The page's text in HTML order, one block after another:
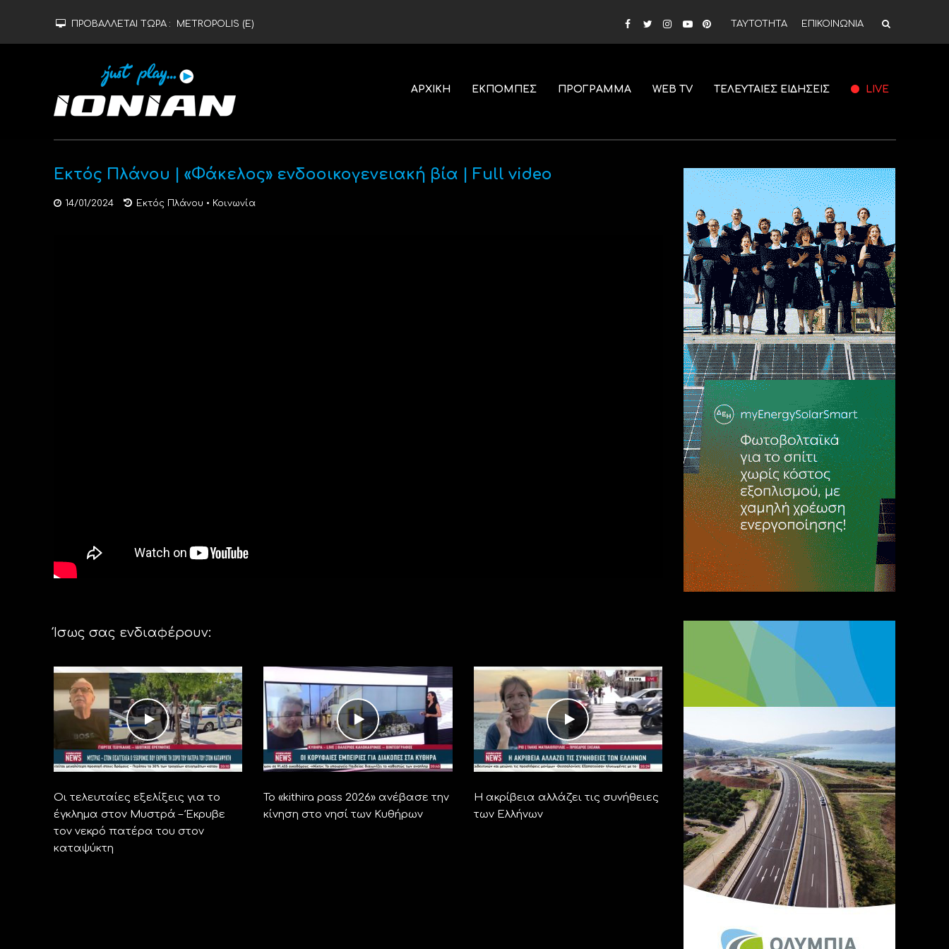
ΠΡΟΒΑΛΛΕΤΑΙ ΤΩΡΑ : METROPOLIS (Ε) ΤΑΥΤΟΤΗΤΑ ΕΠΙΚΟΙΝΩΝΙΑ
ΑΡΧΙΚΗ ΕΚΠΟΜΠΕΣ ΠΡΟΓΡΑΜΜΑ WEB TV ΤΕΛΕΥΤΑΙΕΣ ΕΙΔΗΣΕΙΣ LIVE
Εκτός Πλάνου | «Φάκελος» ενδοοικογενειακή βία | Full video
14/01/2024 Εκτός Πλάνου • Κοινωνία
Ίσως σας ενδιαφέρουν:
Οι τελευταίες εξελίξεις για το
έγκλημα στον Μυστρά – Έκρυβε
τον νεκρό πατέρα του στον
καταψύκτη
Το «kithira pass 2026» ανέβασε την
κίνηση στο νησί των Κυθήρων
Η ακρίβεια αλλάζει τις συνήθειες
των Ελλήνων